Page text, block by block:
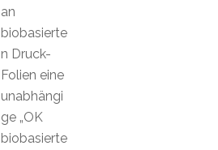
an
biobasierte
n Druck-
Folien eine
unabhängi
ge „OK
biobasierte